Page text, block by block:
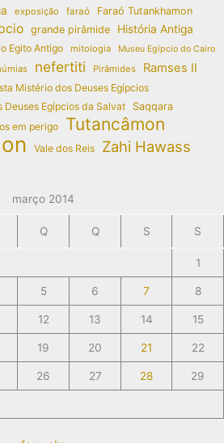
exposição faraó Faraó Tutankhamon
grande pirâmide
História Antiga
Egito Antigo mitologia Museu Egípcio do Cairo
nefertiti Pirâmides Ramses II
Mistério dos Deuses Egípcios
Deuses Egípcios da Salvat
Saqqara
em perigo
Tutancâmon
Vale dos Reis Zahi Hawass
março 2014
Q Q S S
1
5 6 7 8
12 13 14 15
19 20 21 22
26 27 28 29